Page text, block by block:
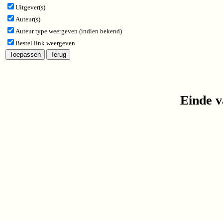
Uitgever(s)
Auteur(s)
Auteur type weergeven (indien bekend)
Bestel link weergeven
Einde